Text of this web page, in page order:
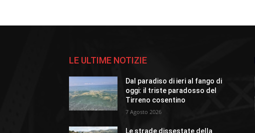
LE ULTIME NOTIZIE
Dal paradiso di ieri al fango di
oggi: il triste paradosso del
Tirreno cosentino
7 Agosto 2026
Le strade dissestate della